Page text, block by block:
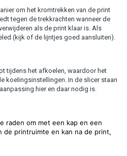
om het kromtrekken van de print
tegen de trekkrachten wanneer de
als de print klaar is. Als
(kijk of de lijntjes goed aansluiten).
tijdens het afkoelen, waardoor het
koelingsinstellingen. In de slicer staan
hier en daar nodig is.
raden om met een kap en een
printruimte en kan na de print,